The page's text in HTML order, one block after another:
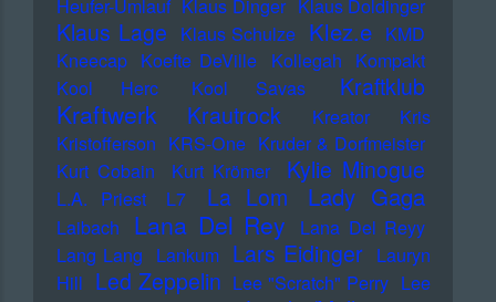
Heufer-Umlauf Klaus Dinger Klaus Doldinger
Klaus Lage Klaus Schulze Klez.e KMD
Kneecap Koefte DeVille Kollegah Kompakt
Kool Herc
Kool Savas Kraftklub
Kraftwerk Krautrock Kreator
Kris
Kristofferson KRS-One Kruder & Dorfmeister
Kurt Cobain
Kurt Krömer Kylie Minogue
L.A. Priest L7 La Lom Lady Gaga
Laibach Lana Del Rey
Lana Del Reyy
Lang Lang Lankum Lars Eidinger Lauryn
Hill Led Zeppelin Lee "Scratch" Perry Lee